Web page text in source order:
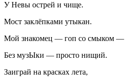
У Невы острей и чище.
Мост заклёпками утыкан.
Мой знакомец — гоп со смыком —
Без музЫки — просто нищий.
Заиграй на красках лета,